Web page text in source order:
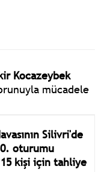
Kocazeybek
mücadele
Silivri'de
oturumu
kişi için tahliye